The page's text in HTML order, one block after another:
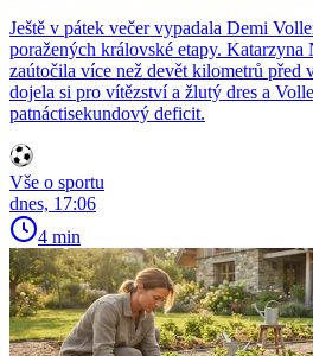
Ještě v pátek večer vypadala Demi
poražených královské etapy.
zaútočila více než devět kilometrů před
dojela si pro vítězství a žlutý dres a
patnáctisekundový deficit.
Vše o sportu
dnes, 17:06
4 min